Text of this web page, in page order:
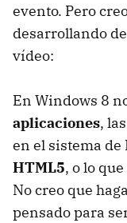
evento. Pero
desarrollando
vídeo:
En Windows 8
aplicaciones,
en el sistema de
HTML5, o lo
No creo que
pensado para